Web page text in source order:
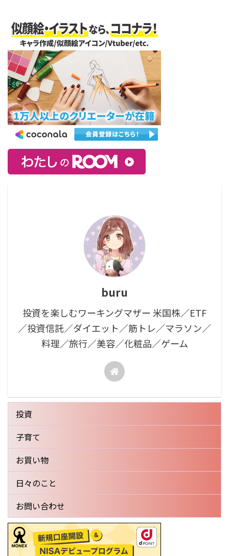
buru
投資を楽しむワーキングマザー 米国株／ETF
／投資信託／ダイエット／筋トレ／マラソン／
料理／旅行／美容／化粧品／ゲーム
投資
子育て
お買い物
日々のこと
お問い合わせ